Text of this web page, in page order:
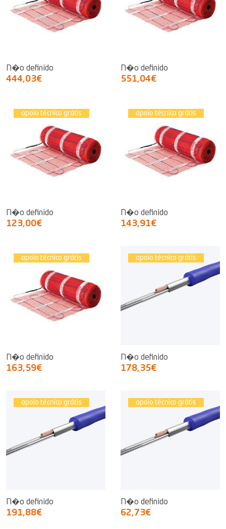
N�o definido
444,03€
N�o definido
551,04€
apoio técnico grátis
N�o definido
123,00€
apoio técnico grátis
N�o definido
143,91€
apoio técnico grátis
N�o definido
163,59€
apoio técnico grátis
N�o definido
178,35€
apoio técnico grátis
N�o definido
191,88€
apoio técnico grátis
N�o definido
62,73€